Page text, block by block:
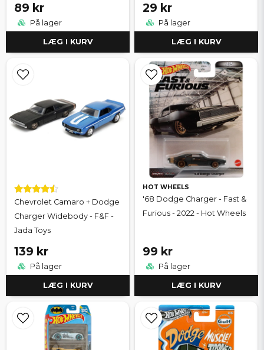
89 kr
På lager
LÆG I KURV
29 kr
På lager
LÆG I KURV
Chevrolet Camaro + Dodge
Charger Widebody - F&F -
Jada Toys
139 kr
På lager
LÆG I KURV
HOT WHEELS
'68 Dodge Charger - Fast &
Furious - 2022 - Hot Wheels
99 kr
På lager
LÆG I KURV